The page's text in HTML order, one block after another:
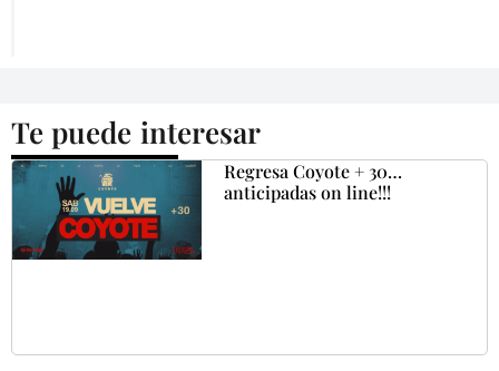
Te puede interesar
Regresa Coyote + 30…
anticipadas on line!!!